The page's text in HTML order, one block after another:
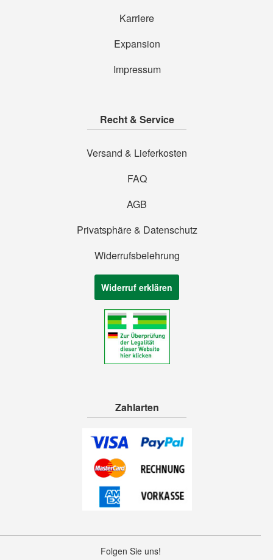
Karriere
Expansion
Impressum
Recht & Service
Versand & Lieferkosten
FAQ
AGB
Privatsphäre & Datenschutz
Widerrufsbelehrung
Widerruf erklären
Zahlarten
Folgen Sie uns!